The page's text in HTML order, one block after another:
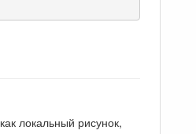
локальный рисунок,